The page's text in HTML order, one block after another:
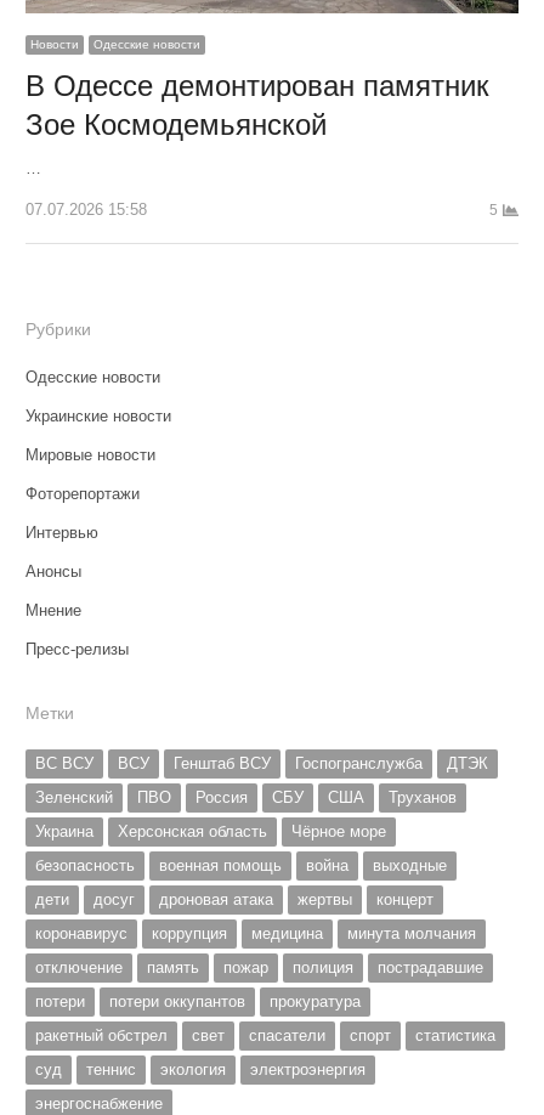
Новости Одесские новости
В Одессе демонтирован памятник
Зое Космодемьянской
…
07.07.2026 15:58 5
Рубрики
Одесские новости
Украинские новости
Мировые новости
Фоторепортажи
Интервью
Анонсы
Мнение
Пресс-релизы
Метки
ВС ВСУ ВСУ Генштаб ВСУ Госпогранслужба
ДТЭК
Зеленский
ПВО Россия СБУ США
Труханов
Украина
Херсонская область
Чёрное море
безопасность
военная помощь война
выходные
дети
досуг дроновая атака жертвы
концерт
коронавирус
коррупция медицина
минута молчания
отключение
память пожар полиция
пострадавшие
потери
потери оккупантов
прокуратура
ракетный обстрел
свет спасатели спорт
статистика
суд
теннис экология
электроэнергия
энергоснабжение